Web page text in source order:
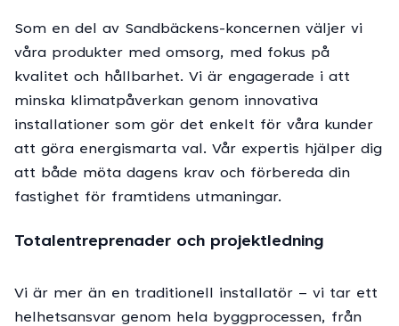
Som en del av Sandbäckens-koncernen väljer vi
våra produkter med omsorg, med fokus på
kvalitet och hållbarhet. Vi är engagerade i att
minska klimatpåverkan genom innovativa
installationer som gör det enkelt för våra kunder
att göra energismarta val. Vår expertis hjälper dig
att både möta dagens krav och förbereda din
fastighet för framtidens utmaningar.
Totalentreprenader och projektledning
Vi är mer än en traditionell installatör – vi tar ett
helhetsansvar genom hela byggprocessen, från